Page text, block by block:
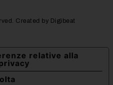
Created by Digibeat
relative alla